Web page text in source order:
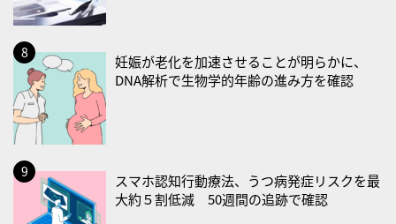
・防災の日
2026/09/02(水)
・がん征圧月間
・世界アルツハイマー月間
・健康増進普及月間
・歯ヂカラ探究月間
・職場の健康診断実施強化月間
2026/09/03(木)
妊娠が老化を加速させることが明らかに、
DNA解析で生物学的年齢の進み方を確認
スマホ認知行動療法、うつ病発症リスクを最
大約５割低減 50週間の追跡で確認